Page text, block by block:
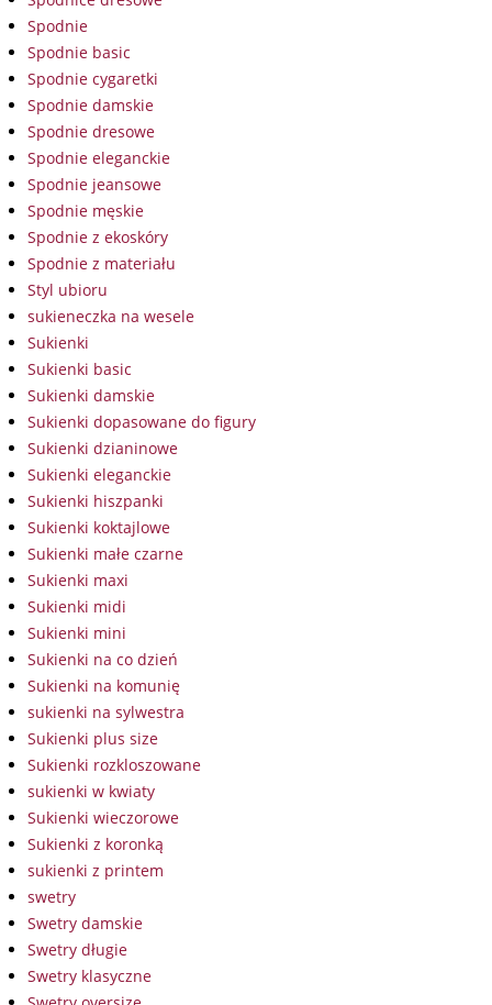
Spodnie
Spodnie basic
Spodnie cygaretki
Spodnie damskie
Spodnie dresowe
Spodnie eleganckie
Spodnie jeansowe
Spodnie męskie
Spodnie z ekoskóry
Spodnie z materiału
Styl ubioru
sukieneczka na wesele
Sukienki
Sukienki basic
Sukienki damskie
Sukienki dopasowane do figury
Sukienki dzianinowe
Sukienki eleganckie
Sukienki hiszpanki
Sukienki koktajlowe
Sukienki małe czarne
Sukienki maxi
Sukienki midi
Sukienki mini
Sukienki na co dzień
Sukienki na komunię
sukienki na sylwestra
Sukienki plus size
Sukienki rozkloszowane
sukienki w kwiaty
Sukienki wieczorowe
Sukienki z koronką
sukienki z printem
swetry
Swetry damskie
Swetry długie
Swetry klasyczne